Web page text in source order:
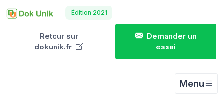
Édition 2021
Retour sur
dokunik.fr
Demander un
essai
Menu